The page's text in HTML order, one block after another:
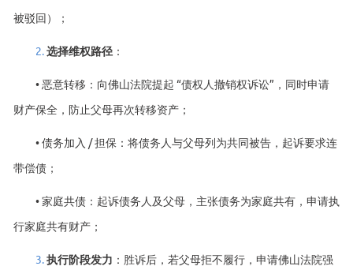
被驳回）；
2. 选择维权路径 ：
• 恶意转移：向佛山法院提起 “债权人撤销权诉讼”，同时申请
财产保全，防止父母再次转移资产；
• 债务加入 / 担保：将债务人与父母列为共同被告，起诉要求连
带偿债；
• 家庭共债：起诉债务人及父母，主张债务为家庭共有，申请执
行家庭共有财产；
3. 执行阶段发力 ：胜诉后，若父母拒不履行，申请佛山法院强